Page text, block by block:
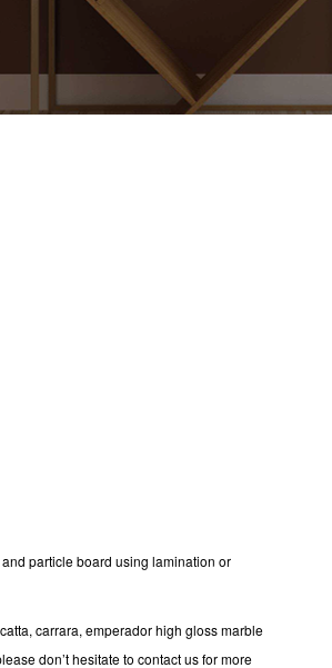
particle board using lamination or
carrara, emperador high gloss marble
don’t hesitate to contact us for more